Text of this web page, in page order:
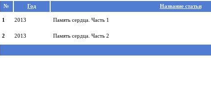
№ Год Название статьи
1 2013 Память сердца. Часть 1
2 2013 Память сердца. Часть 2